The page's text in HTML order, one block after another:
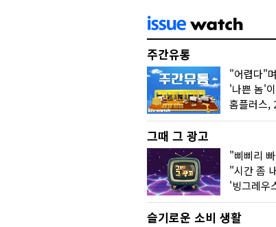
주간유통
그때 그 광고
슬기로운 소비 생활